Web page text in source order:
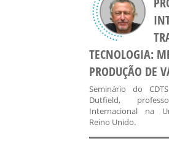
TECNOLOGIA:
PRODUÇÃO DE
Seminário do
Dutfield,
Internacional na
Reino Unido.